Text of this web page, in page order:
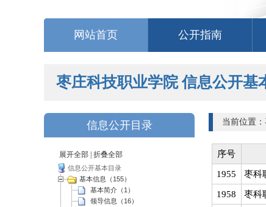
网站首页 公开指南
枣庄科技职业学院 信息公开基
信息公开目录
展开全部 折叠全部
信息公开基本目录
基本信息（155）
基本简介（1）
领导信息（16）
当前位置
序号
1955 枣科
1958 枣科